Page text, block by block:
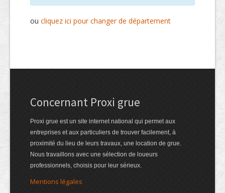
ou cliquez ici pour changer de département
Concernant Proxi grue
Proxi grue est un site internet national qui permet aux
entreprises et aux particuliers de trouver facilement, à
proximité du lieu de leurs travaux, une location de grue.
Nous travaillons avec une sélection de loueurs
professionnels, choisis pour leur sérieux.
Mentions légales